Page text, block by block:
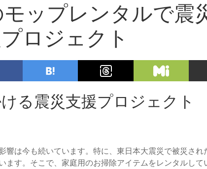
ップレンタルで震
ロジェクト
る震災支援プロジェクト
響は今も続いています。特に、東日本大震災で被災され
ます。そこで、家庭用のお掃除アイテムをレンタルして